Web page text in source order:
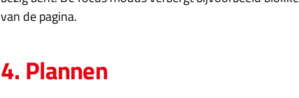
van de pagina.
4. Plannen